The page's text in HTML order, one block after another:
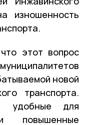
изношенность
этот вопрос
новой
транспорта.
удобные для
повышенные